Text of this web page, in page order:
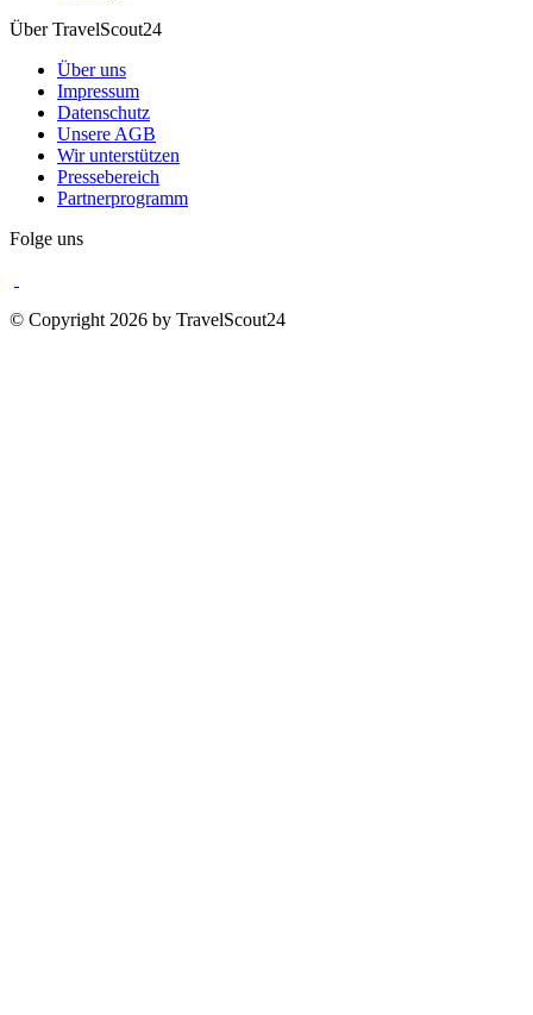
Über TravelScout24
Über uns
Impressum
Datenschutz
Unsere AGB
Wir unterstützen
Pressebereich
Partnerprogramm
Folge uns
© Copyright 2026 by TravelScout24